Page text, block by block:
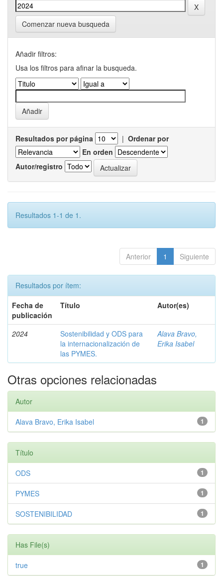
Comenzar nueva busqueda
Añadir filtros:
Usa los filtros para afinar la busqueda.
Resultados por página | Ordenar por
En orden
Autor/registro
Resultados 1-1 de 1.
Anterior 1 Siguiente
Resultados por ítem:
Fecha de
publicación
Título Autor(es)
2024
Sostenibilidad y ODS para
la internacionalización de
las PYMES.
Alava Bravo,
Erika Isabel
Otras opciones relacionadas
Autor
1
Alava Bravo, Erika Isabel
Título
1
ODS
1
PYMES
1
SOSTENIBILIDAD
Has File(s)
1
true